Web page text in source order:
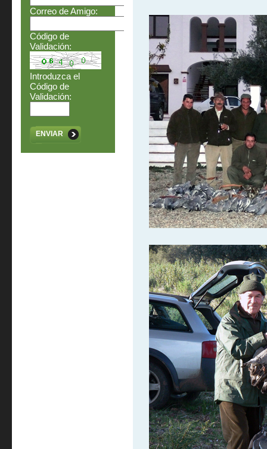
Correo de Amigo:
Código de
Validación:
Introduzca el
Código de
Validación:
ENVIAR